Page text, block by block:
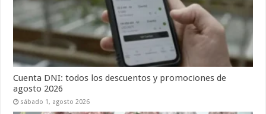
Cuenta DNI: todos los descuentos y promociones de
agosto 2026
sábado 1, agosto 2026